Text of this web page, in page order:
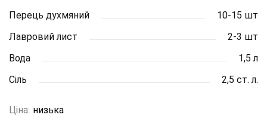
Перець духмяний
10-15 шт
Лавровий лист
2-3 шт
Вода
1,5 л
Сіль
2,5 ст. л.
Ціна: низька